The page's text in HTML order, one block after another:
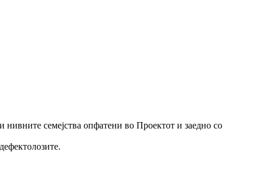
семејства опфатени во Проектот и заедно со